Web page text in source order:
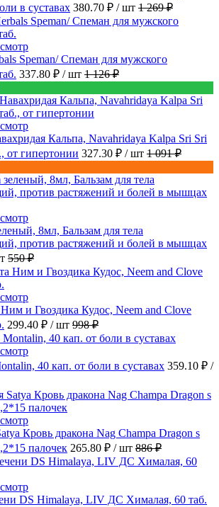
в суставах 380.70 ₽ / шт 1 269 ₽
Speman/ Спеман для мужского
337.80 ₽ / шт 1 126 ₽
Кальпа, Navahridaya Kalpa Sri Sri
от гипертонии 327.30 ₽ / шт 1 091 ₽
8мл, Бальзам для тела
против растяжений и болей в мышцах
550 ₽
Ним и Гвоздика Кудос, Neem and Clove
299.40 ₽ / шт 998 ₽
40 кап. от боли в суставах 359.10 ₽ /
Кровь дракона Nag Champa Dragon s
палочек 265.80 ₽ / шт 886 ₽
DS Himalaya, LIV ДС Хималая, 60 таб.